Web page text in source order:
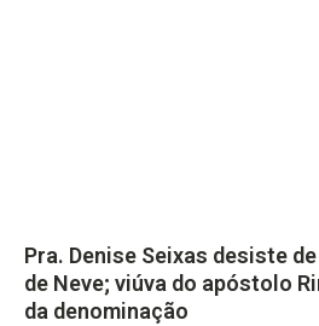
Pra. Denise Seixas desiste
de Neve; viúva do apóstolo
da denominação